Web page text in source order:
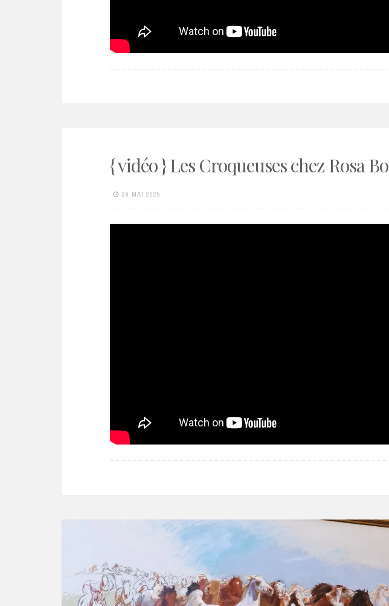
{ vidéo } Les Croqueuses chez Rosa
29 MAI 2025